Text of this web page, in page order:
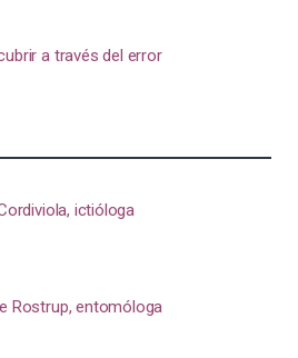
a través del error
ictióloga
Rostrup, entomóloga